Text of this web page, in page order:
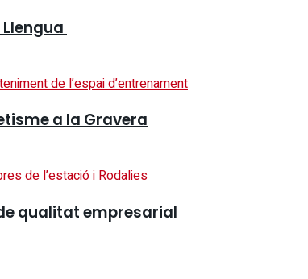
a la Gravera
de qualitat empresarial